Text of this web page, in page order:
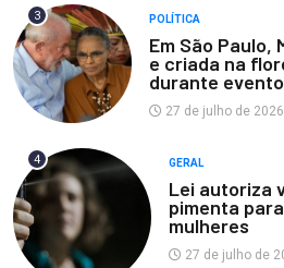
3 POLÍTICA
Em São Paulo,
e criada na
durante evento
27 de julho de 2026
4 GERAL
Lei autoriza
pimenta
mulheres
27 de julho de